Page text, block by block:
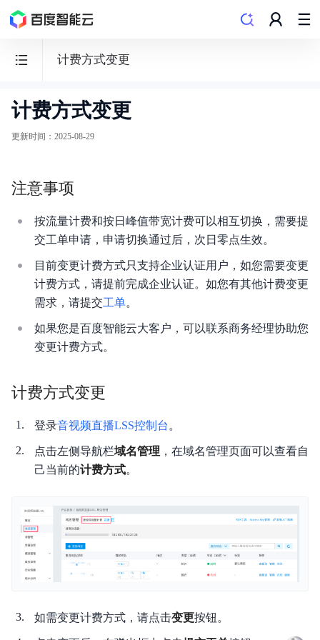
计费方式变更
音
视
播
产品动态
产品简介
产品计费
快速入门
低延时直播
控制台操作指南
推流端SDK
播放器SDK
服务端SDK
计费方式变更
更新时间 ： 2025-08-29
注意事项
按流量计费和按日峰值带宽计费可以相互切换，需要提
交工单申请，申请切换通过后，次日零点生效。
目前变更计费方式只支持企业认证用户，如您需要变更
计费方式，请提前完成企业认证。如您有其他计费变更
需求，请提交工单。
如果您是百度智能云大客户，可以联系商务经理协助您
变更计费方式。
计费方式变更
登录音视频直播LSS控制台 。
点击左侧导航栏域名管理 ，在域名管理页面可以查看自
己当前的计费方式。
如需变更计费方式，请点击变更按钮。